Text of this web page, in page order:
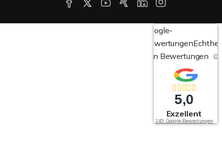
Google-
Bewertungen
von Bewertungen
5,0
Exzellent
149 Google-Bewertungen